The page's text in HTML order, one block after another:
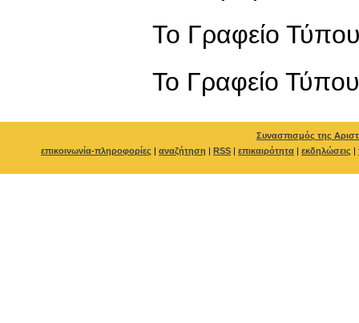
Το Γραφείο
To Γραφείο Τύπου
Συνασπισμός της
επικοινωνία-πληροφορίες | αναζήτηση | RSS | επικαιρότητα | εκδηλώσεις |